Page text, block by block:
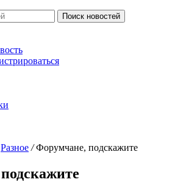
Поиск новостей
Разное / Форумчане, подскажите